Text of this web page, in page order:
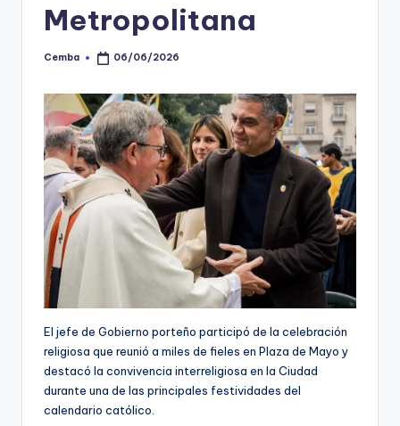
Metropolitana
Posted
Cemba 06/06/2026
El jefe de Gobierno porteño participó de la celebración
religiosa que reunió a miles de fieles en Plaza de Mayo y
destacó la convivencia interreligiosa en la Ciudad
durante una de las principales festividades del
calendario católico.